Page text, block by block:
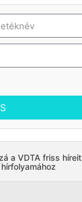
a VDTA friss híreit